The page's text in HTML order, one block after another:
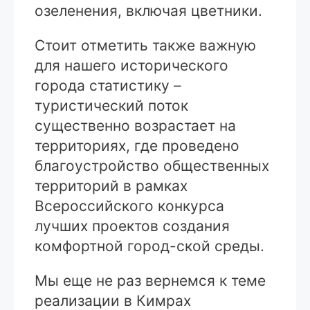
озеленения, включая цветники.
Стоит отметить также важную
для нашего исторического
города статистику –
туристический поток
существенно возрастает на
территориях, где проведено
благоустройство общественных
территорий в рамках
Всероссийского конкурса
лучших проектов создания
комфортной город-ской среды.
Мы еще не раз вернемся к теме
реализации в Кимрах